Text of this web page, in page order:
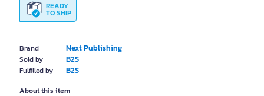
Brand Next Publishing
Sold by B2S
Fulfilled by B2S
READY
TO SHIP
About this item